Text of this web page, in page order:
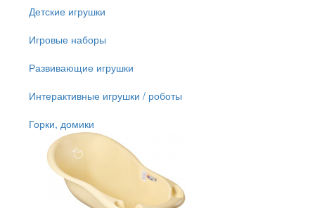
Детские игрушки
Игровые наборы
Развивающие игрушки
Интерактивные игрушки / роботы
Горки, домики